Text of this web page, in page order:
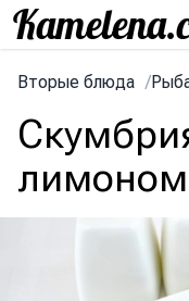
Вторые блюда /
лимоном